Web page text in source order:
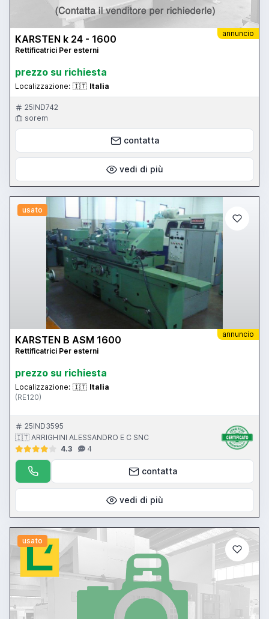
annuncio
KARSTEN k 24 - 1600
Rettificatrici Per esterni
prezzo su richiesta
Localizzazione: 🇮🇹 Italia
25IND742
sorem
contatta
vedi di più
usato
annuncio
KARSTEN B ASM 1600
Rettificatrici Per esterni
prezzo su richiesta
Localizzazione: 🇮🇹 Italia
(RE120)
25IND3595
🇮🇹 ARRIGHINI ALESSANDRO E C SNC
4.3
4
contatta
vedi di più
usato